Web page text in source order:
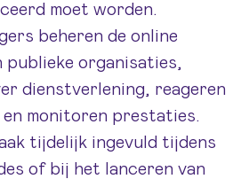
moet worden.
beheren de online
publieke organisaties,
dienstverlening, reageren
monitoren prestaties.
tijdelijk ingevuld tijdens
of bij het lanceren van